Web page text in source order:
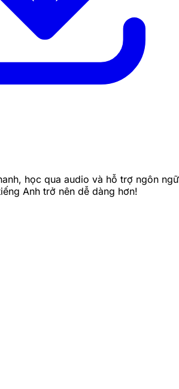
học qua audio và hỗ trợ ngôn ngữ
Anh trở nên dễ dàng hơn!